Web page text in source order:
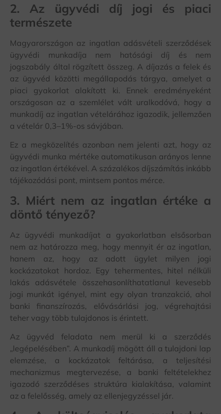
2. Az ügyvédi díj jogi és piaci
természete
Magyarországon az ingatlan adásvételi szerződések
ügyvédi munkadíja nem hatósági díj és nem
jogszabály által rögzített összeg. A díjazás a felek és
az ügyvéd közötti megállapodás tárgya, amelyet a
piaci gyakorlat alakított ki. Ennek eredményeként
országosan az a szemlélet vált uralkodóvá, hogy a
munkadíj az ingatlan vételárához igazodik, jellemzően
a vételár 0,3–1%-os sávjában.
Ez a megközelítés azonban nem jelenti azt, hogy az
ügyvédi munka mértéke automatikusan arányos lenne
az ingatlan értékével. A százalékos díjszámítás inkább
tájékozódási pont, mintsem pontos mérce.
3. Miért nem az ingatlan értéke a
döntő tényező?
Az ügyvédi munkadíjat a gyakorlatban elsősorban
nem az határozza meg, hogy mennyit ér az ingatlan,
hanem az, hogy az adott ügylet milyen jogi
kockázatokat hordoz. Egy tehermentes, hitel nélküli
lakás adásvétele összehasonlíthatatlanul kevesebb
jogi munkát igényel, mint egy olyan tranzakció, ahol
banki finanszírozás, elővásárlási jog, végrehajtási
teher vagy több tulajdonos is érintett.
Az ügyvéd feladata nem merül ki a szerződés
„legépelésében”. A munkadíj mögött áll a tulajdoni lap
elemzése, a kockázatok feltárása, a teljesítési
mechanizmus megtervezése, a banki feltételekhez
igazodó szerződéses struktúra kialakítása, valamint
az a felelősség, amely az ellenjegyzéssel jár.